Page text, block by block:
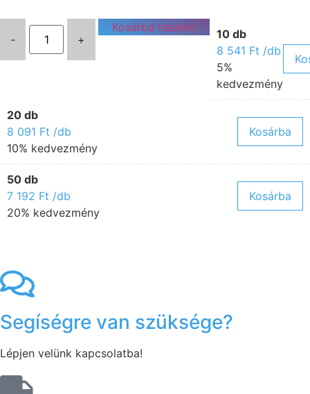
- +
Kosárba teszem
10 db
8 541 Ft /db
5%
kedvezmény
20 db
8 091 Ft /db
10% kedvezmény
Kosárba
50 db
7 192 Ft /db
20% kedvezmény
Kosárba
Segíségre van szüksége?
Lépjen velünk kapcsolatba!